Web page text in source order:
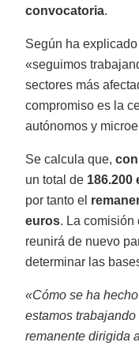
convocatoria.
Según ha
«seguimos
sectores más
compromiso es la
autónomos y
Se calcula que,
un total de 186.200
por tanto el
euros. La comisión
reunirá de nuevo
determinar las
«Cómo se ha
estamos
remanente dirigida